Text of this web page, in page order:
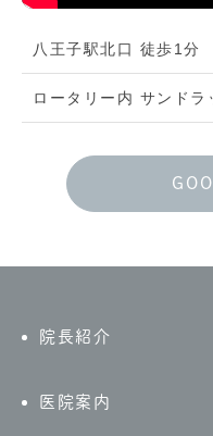
八王子駅北口 徒歩1分
ロータリー内 サンドラ
院長紹介
医院案内